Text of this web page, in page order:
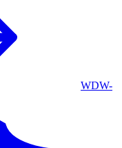
WDW-